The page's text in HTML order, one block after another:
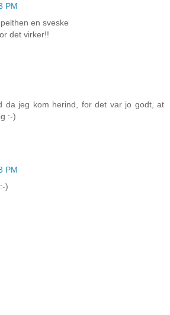
PM
en sveske
det virker!!
da jeg kom herind, for det var jo godt, at
:-)
PM
)